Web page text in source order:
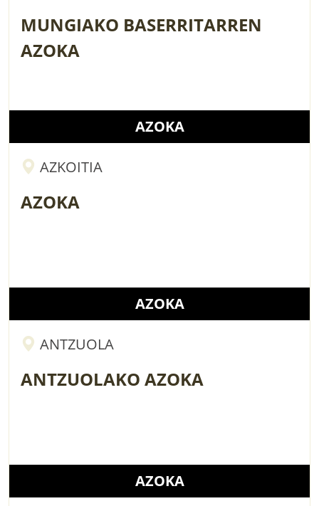
MUNGIAKO BASERRITARREN
AZOKA
AZOKA
AZKOITIA
AZOKA
AZOKA
ANTZUOLA
ANTZUOLAKO AZOKA
AZOKA